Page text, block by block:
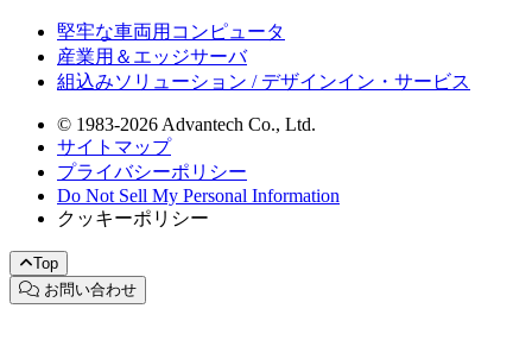
堅牢な車両用コンピュータ
産業用＆エッジサーバ
組込みソリューション / デザインイン・サービス
© 1983-2026 Advantech Co., Ltd.
サイトマップ
プライバシーポリシー
Do Not Sell My Personal Information
クッキーポリシー
Top
お問い合わせ